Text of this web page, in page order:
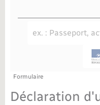
Associations
Bibliothèques
La Communauté
Formulaire
Déclaration